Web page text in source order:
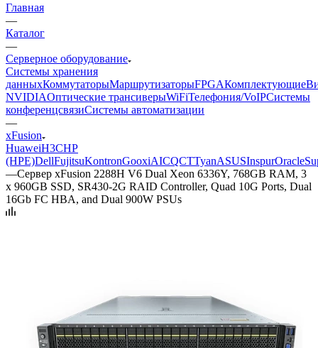
Главная
—
Каталог
—
Серверное оборудование
Системы хранения
данныхКоммутаторыМаршрутизаторыFPGAКомплектующие
NVIDIAОптические трансиверыWiFiТелефония/VoIPСистемы
конференцсвязиСистемы автоматизации
—
xFusion
HuaweiH3CHP
(HPE)DellFujitsuKontronGooxiAICQCTTyanASUSInspurOracle
—Сервер xFusion 2288H V6 Dual Xeon 6336Y, 768GB RAM, 3
x 960GB SSD, SR430-2G RAID Controller, Quad 10G Ports, Dual
16Gb FC HBA, and Dual 900W PSUs